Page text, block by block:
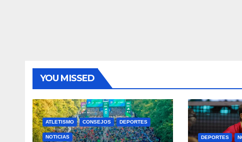
YOU MISSED
ATLETISMO CONSEJOS DEPORTES
NOTICIAS DEPORTES